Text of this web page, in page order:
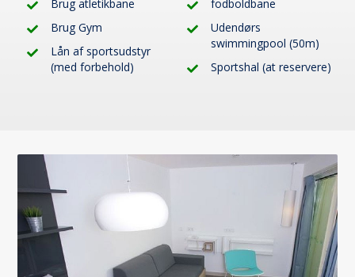
Brug atletikbane
Brug Gym
Lån af sportsudstyr
(med forbehold)
fodboldbane
Udendørs
swimmingpool (50m)
Sportshal (at reservere)